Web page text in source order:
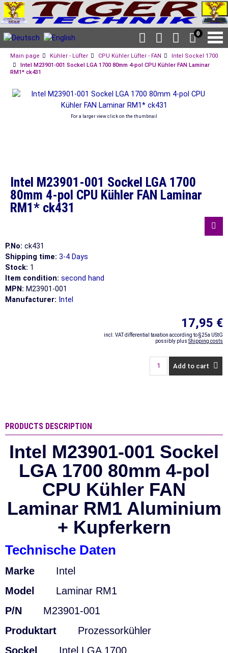
0
Main page Kühler - Lüfter CPU Kühler Lüfter - FAN
Intel Sockel 1700
Intel M23901-001 Sockel LGA 1700 80mm 4-pol CPU Kühler FAN Laminar
RM1* ck431
For a larger view click on the thumbnail
Intel M23901-001 Sockel LGA 1700
80mm 4-pol CPU Kühler FAN Laminar
RM1* ck431
P.No: ck431
Shipping time: 3-4 Days
Stock: 1
Item condition: second hand
MPN: M23901-001
Manufacturer: Intel
17,95 €
incl. VAT differential taxation according to §25a UStG
possibly plus Shipping costs
Add to cart
PRODUCTS DESCRIPTION
Intel M23901-001 Sockel
LGA 1700 80mm 4-pol
CPU Kühler FAN
Laminar RM1 Aluminium
+ Kupferkern
Technische Daten
Marke Intel
Model
Laminar RM1
P/N M23901-001
Produktart Prozessorkühler
Sockel
Intel LGA 1700